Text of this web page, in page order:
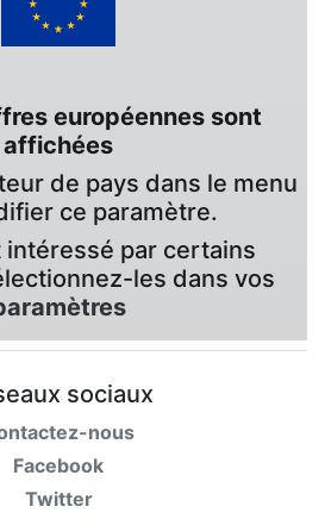
européennes sont
affichées
de pays dans le menu
ce paramètre.
intéressé par certains
les dans vos
sociaux
nous
Facebook
Twitter